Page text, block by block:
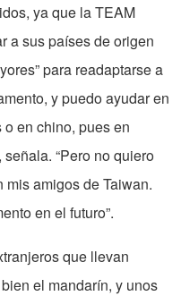
ya que la TEAM
a sus países de origen
para readaptarse a
y puedo ayudar en
en chino, pues en
“Pero no quiero
amigos de Taiwan.
en el futuro”.
que llevan
el mandarín, y unos